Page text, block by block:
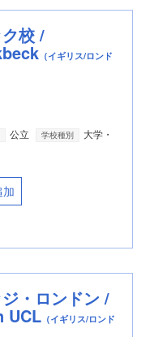
校 /
（イギリス/ロンド
公立 学校種別
大学・
・ロンドン /
UCL （イギリス/ロンド